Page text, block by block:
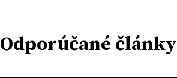
Odporúčané články